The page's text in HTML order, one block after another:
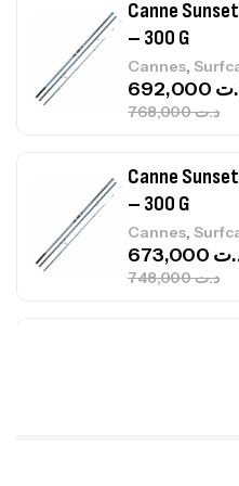
Canne
– 300 G
Cannes,
د.ت673,000
Canne
1.83m 120/
Cannes,
د.ت340,000